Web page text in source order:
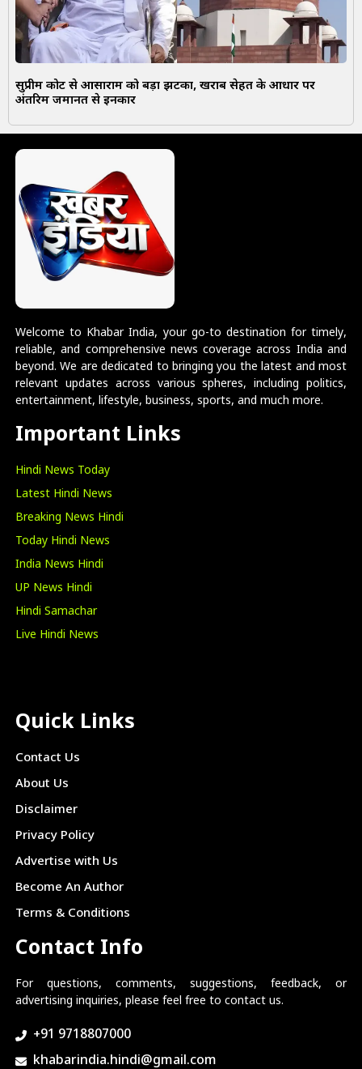
सुप्रीम कोर्ट से आसाराम को बड़ा झटका, खराब सेहत के आधार पर
अंतरिम जमानत से इनकार
Welcome to Khabar India, your go-to destination for timely,
reliable, and comprehensive news coverage across India and
beyond. We are dedicated to bringing you the latest and most
relevant updates across various spheres, including politics,
entertainment, lifestyle, business, sports, and much more.
Important Links
Hindi News Today
Latest Hindi News
Breaking News Hindi
Today Hindi News
India News Hindi
UP News Hindi
Hindi Samachar
Live Hindi News
Quick Links
Contact Us
About Us
Disclaimer
Privacy Policy
Advertise with Us
Become An Author
Terms & Conditions
Contact Info
For questions, comments, suggestions, feedback, or
advertising inquiries, please feel free to contact us.
+91 9718807000
khabarindia.hindi@gmail.com